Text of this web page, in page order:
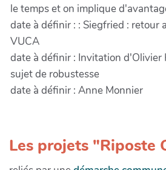
le temps et on implique
date à définir : : Siegfried : retour
VUCA
date à définir : Invitation d'Olivier
sujet de robustesse
date à définir : Anne Monnier